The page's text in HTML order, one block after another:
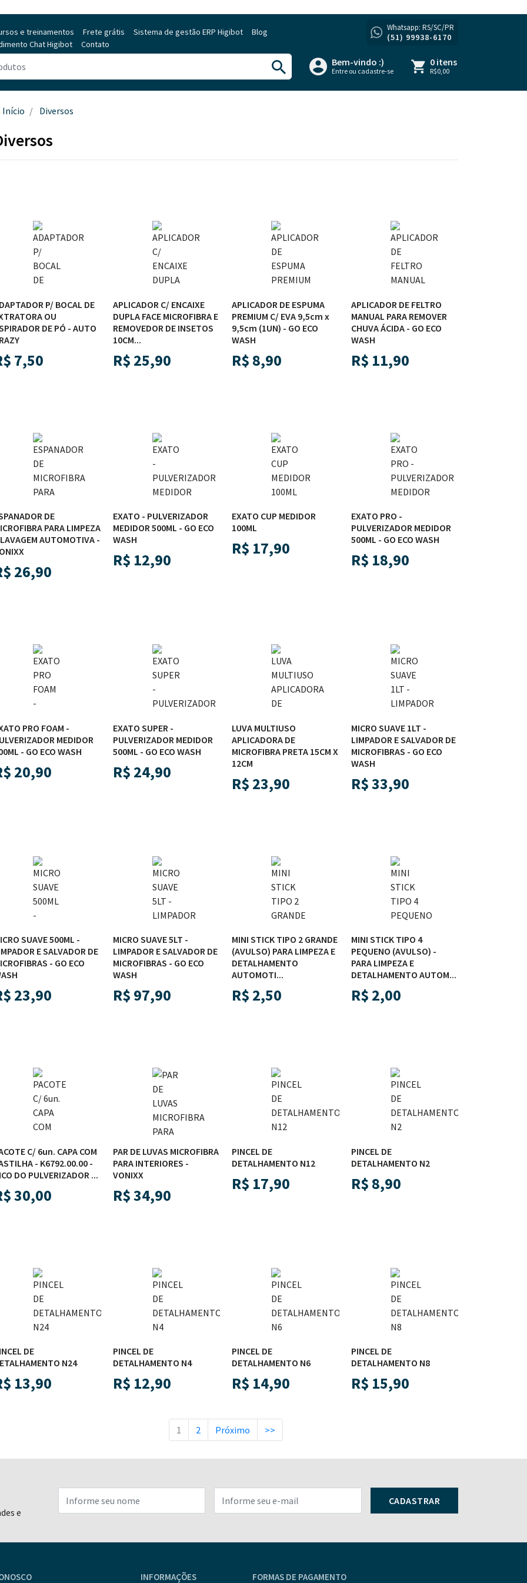
e treinamentos Frete grátis Sistema de gestão ERP Higibot
Blog
Chat Higibot
Contato
Whatsapp: RS/SC/PR
(51) 99938-6170
Bem-vindo :)
Entre ou cadastre-se
0 itens
R$0,00
Início Diversos
P/ BOCAL DE
OU
DE PÓ - AUTO
7,50
APLICADOR C/ ENCAIXE
DUPLA FACE MICROFIBRA E
REMOVEDOR DE INSETOS
10CM...
R$ 25,90
APLICADOR DE ESPUMA
PREMIUM C/ EVA 9,5cm x
9,5cm (1UN) - GO ECO
WASH
R$ 8,90
APLICADOR DE FELTRO
MANUAL PARA REMOVER
CHUVA ÁCIDA - GO ECO
WASH
R$ 11,90
DE
PARA LIMPEZA
AUTOMOTIVA -
26,90
EXATO - PULVERIZADOR
MEDIDOR 500ML - GO ECO
WASH
R$ 12,90
EXATO CUP MEDIDOR
100ML
R$ 17,90
EXATO PRO -
PULVERIZADOR MEDIDOR
500ML - GO ECO WASH
R$ 18,90
PRO FOAM -
MEDIDOR
- GO ECO WASH
20,90
EXATO SUPER -
PULVERIZADOR MEDIDOR
500ML - GO ECO WASH
R$ 24,90
LUVA MULTIUSO
APLICADORA DE
MICROFIBRA PRETA 15CM X
12CM
R$ 23,90
MICRO SUAVE 1LT -
LIMPADOR E SALVADOR DE
MICROFIBRAS - GO ECO
WASH
R$33,90
SUAVE 500ML -
E SALVADOR DE
- GO ECO
23,90
MICRO SUAVE 5LT -
LIMPADOR E SALVADOR DE
MICROFIBRAS - GO ECO
WASH
R$ 97,90
MINI STICK TIPO 2 GRANDE
(AVULSO) PARA LIMPEZA E
DETALHAMENTO
AUTOMOTI...
R$ 2,50
MINI STICK TIPO 4
PEQUENO (AVULSO) -
PARA LIMPEZA E
DETALHAMENTO AUTOM...
R$ 2,00
C/ 6un. CAPA COM
- K6792.00.00 -
DO PULVERIZADOR ...
30,00
PAR DE LUVAS MICROFIBRA
PARA INTERIORES -
VONIXX
R$34,90
PINCEL DE
DETALHAMENTO N12
R$ 17,90
PINCEL DE
DETALHAMENTO N2
R$ 8,90
DE
N24
13,90
PINCEL DE
DETALHAMENTO N4
R$ 12,90
PINCEL DE
DETALHAMENTO N6
R$ 14,90
PINCEL DE
DETALHAMENTO N8
R$ 15,90
1 2 Próximo >>
e
CADASTRAR
INFORMAÇÕES FORMAS DE PAGAMENTO